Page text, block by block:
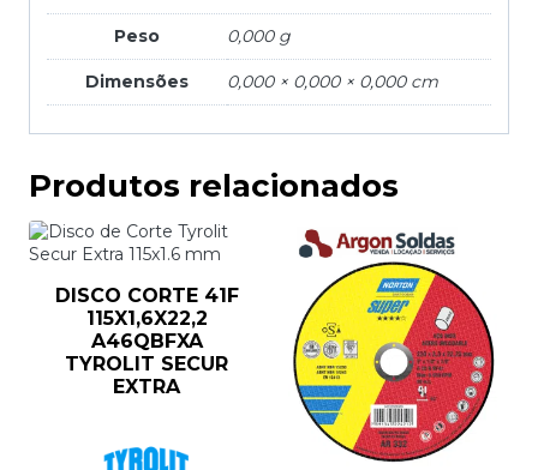
Peso 0,000 g
Dimensões 0,000 × 0,000 × 0,000 cm
Produtos relacionados
DISCO CORTE 41F
115X1,6X22,2
A46QBFXA
TYROLIT SECUR
EXTRA